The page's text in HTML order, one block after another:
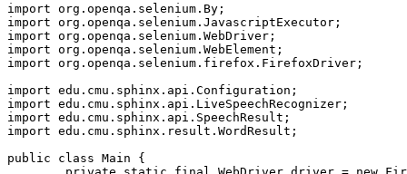
import org.openqa.selenium.By;
import org.openqa.selenium.JavascriptExecutor;
import org.openqa.selenium.WebDriver;
import org.openqa.selenium.WebElement;
import org.openqa.selenium.firefox.FirefoxDriver;
import edu.cmu.sphinx.api.Configuration;
import edu.cmu.sphinx.api.LiveSpeechRecognizer;
import edu.cmu.sphinx.api.SpeechResult;
import edu.cmu.sphinx.result.WordResult;
public class Main {